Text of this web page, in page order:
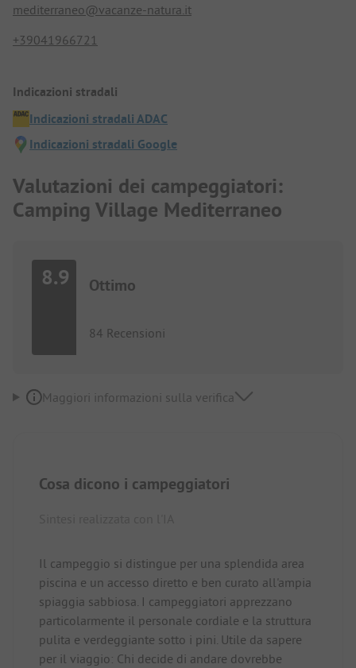
mediterraneo@vacanze-natura.it
+39041966721
Indicazioni stradali
Indicazioni stradali ADAC
Indicazioni stradali Google
Valutazioni dei campeggiatori:
Camping Village Mediterraneo
8.9 Ottimo
84 Recensioni
Maggiori informazioni sulla verifica
Cosa dicono i campeggiatori
Il campeggio si distingue per una splendida area
piscina e un accesso diretto e ben curato all'ampia
spiaggia sabbiosa. I campeggiatori apprezzano
particolarmente il personale cordiale e la struttura
pulita e verdeggiante sotto i pini. Utile da sapere
per il viaggio: Chi decide di andare dovrebbe